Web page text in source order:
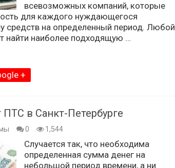
всевозможных компаний, которые
для каждого нуждающегося
средств на определенный период. Любой
найти наиболее подходящую …
+
в Санкт-Петербурге
0 1,544
Случается так, что необходима
определенная сумма денег на
небольшой период времени, а ни